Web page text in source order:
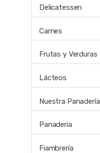
Delicatessen
Carnes
Frutas y Verduras
Lácteos
Nuestra Panadería
Panaderia
Fiambrería